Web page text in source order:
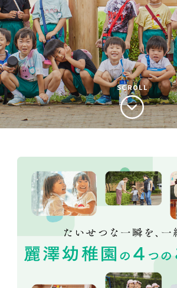
未就園児クラス
入園のご案内
アクセス SCROLL